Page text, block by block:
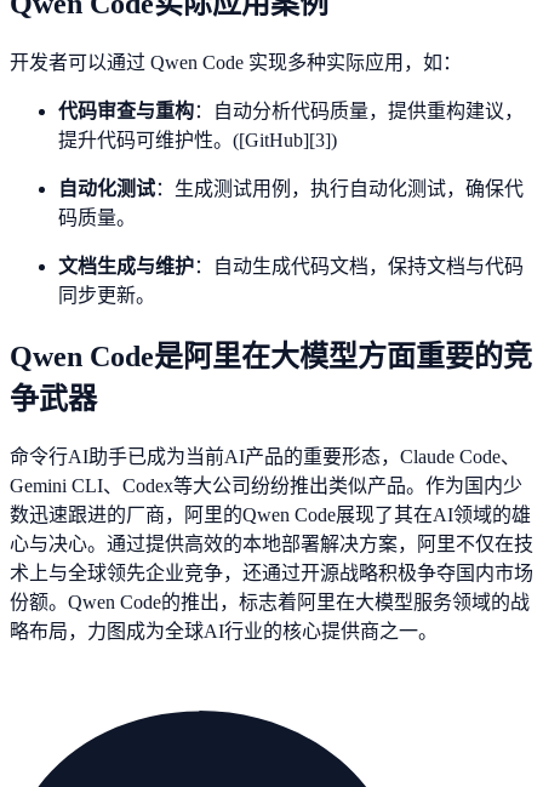
开发者可以通过 Qwen Code 实现多种实际应用，如：
代码审查与重构：自动分析代码质量，提供重构建议，
提升代码可维护性。([GitHub][3])
自动化测试：生成测试用例，执行自动化测试，确保代
码质量。
文档生成与维护：自动生成代码文档，保持文档与代码
同步更新。
Qwen Code是阿里在大模型方面重要的竞
争武器
命令行AI助手已成为当前AI产品的重要形态，Claude Code、
Gemini CLI、Codex等大公司纷纷推出类似产品。作为国内少
数迅速跟进的厂商，阿里的Qwen Code展现了其在AI领域的雄
心与决心。通过提供高效的本地部署解决方案，阿里不仅在技
术上与全球领先企业竞争，还通过开源战略积极争夺国内市场
份额。Qwen Code的推出，标志着阿里在大模型服务领域的战
略布局，力图成为全球AI行业的核心提供商之一。